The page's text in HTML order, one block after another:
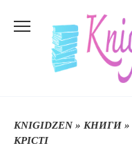
до
KNIGIDZEN» КНИГИ »
КРІСТІ